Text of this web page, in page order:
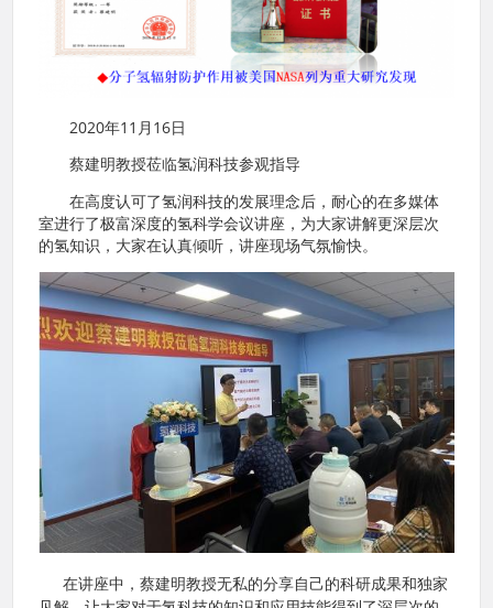
2020年11月16日
蔡建明教授莅临氢润科技参观指导
在高度认可了氢润科技的发展理念后，耐心的在多媒体
室进行了极富深度的氢科学会议讲座，为大家讲解更深层次
的氢知识，大家在认真倾听，讲座现场气氛愉快。
在讲座中，蔡建明教授无私的分享自己的科研成果和独家